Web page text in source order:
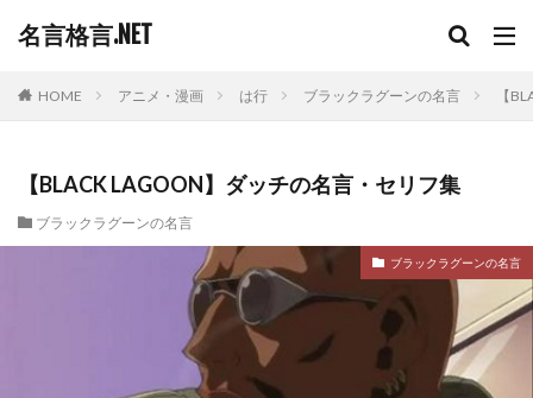
名言格言.NET
HOME アニメ・漫画 は行 ブラックラグーンの名言 【
【BLACK LAGOON】ダッチの名言・セリフ集
ブラックラグーンの名言
ブラックラグーンの名言